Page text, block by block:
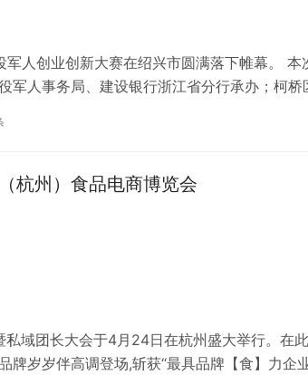
军人创业创新大赛在绍兴市圆满落下帷幕。
军人事务局、建设银行浙江省分行承办；柯
办。 ‌‌ 本次大赛以立创业创新潮头，展退役军
关心重视…
杭州）食品电商博览会
域团长大会于4月24日在杭州盛大举行。在
牌岁岁伴高调登场,斩获“最具品牌【食】力企